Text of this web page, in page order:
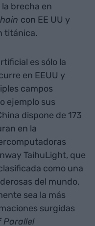
brecha en
con EE UU y
titánica.
es sólo la
en EEUU y
campos
ejemplo sus
dispone de 173
en la
TaihuLight, que
como una
del mundo,
sea la más
surgidas
Parallel